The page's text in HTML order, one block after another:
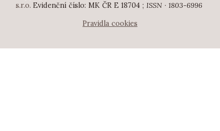
s.r.o. Evidenční číslo: MK ČR E 18704 ; ISSN · 1803-6996
Pravidla cookies